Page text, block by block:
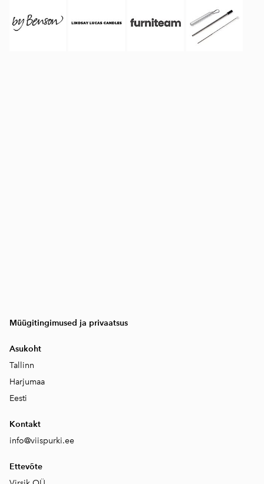
Müügitingimused ja privaatsus
Asukoht
Tallinn
Harjumaa
Eesti
Kontakt
info@viispurki.ee
Ettevõte